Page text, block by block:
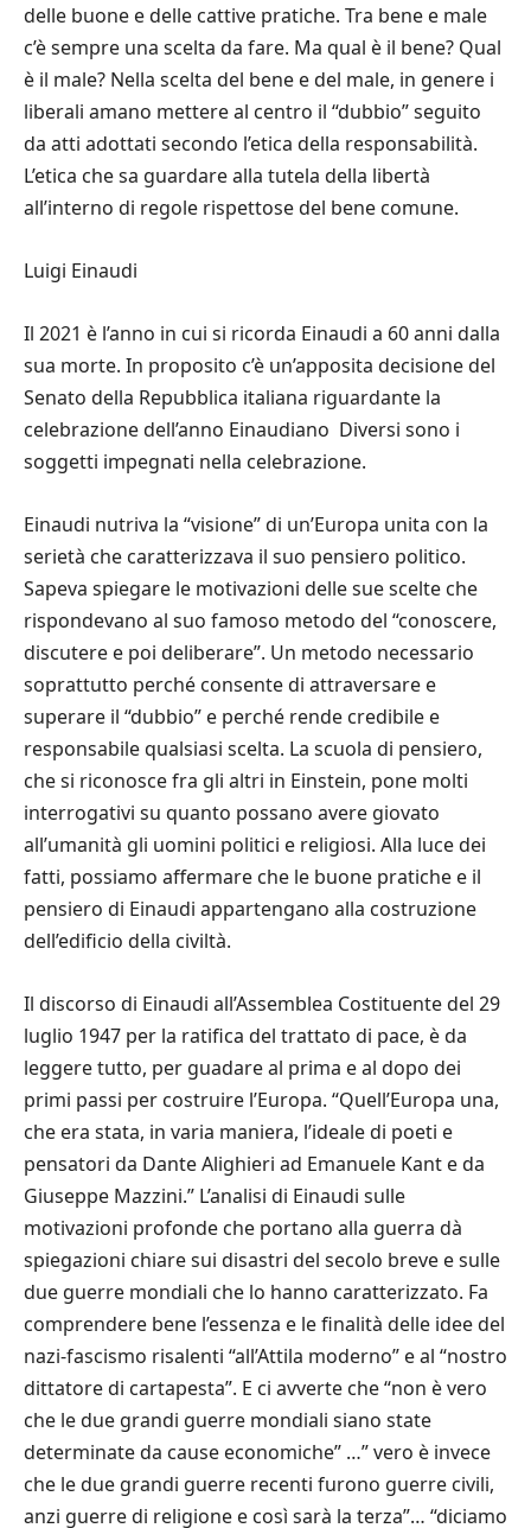
delle buone e delle cattive pratiche. Tra bene e male
c’èsempre una scelta da fare. Ma qual è il bene? Qual
è il male? Nella scelta del bene e del male, in genere i
liberali amano mettere al centro il “dubbio”seguito
da atti adottati secondo l’etica della responsabilità.
L’etica che sa guardare alla tutela della libertà
all’interno di regole rispettose del bene comune.
Luigi Einaudi
Il 2021 è l’anno in cui si ricorda Einaudi a 60 anni dalla
sua morte. In proposito c’è un’apposita decisione del
Senato della Repubblica italiana riguardante la
celebrazione dell’anno Einaudiano Diversi sono i
soggetti impegnati nella celebrazione.
Einaudi nutriva la “visione”di un’Europa unita con la
serietà che caratterizzava il suo pensiero politico.
Sapeva spiegare le motivazioni delle sue scelte che
rispondevano al suo famoso metodo del “conoscere,
discutere e poi deliberare”. Un metodo necessario
soprattutto perché consente di attraversare e
superare il “dubbio” e perché rende credibile e
responsabile qualsiasi scelta. La scuola di pensiero,
che si riconosce fra gli altri in Einstein, pone molti
interrogativi su quanto possano avere giovato
all’umanità gli uomini politici e religiosi. Alla luce dei
fatti, possiamo affermare che le buone pratiche e il
pensiero di Einaudi appartengano alla costruzione
dell’edificio della civiltà.
Il discorso di Einaudi all’Assemblea Costituente del 29
luglio 1947 per la ratifica del trattato di pace, èda
leggere tutto, per guadare al prima e al dopo dei
primi passi per costruire l’Europa. “Quell’Europa una,
che era stata, in varia maniera, l’ideale di poeti e
pensatori da Dante Alighieri ad Emanuele Kant e da
Giuseppe Mazzini.” L’analisi di Einaudi sulle
motivazioni profonde che portano alla guerra dà
spiegazioni chiare sui disastri del secolo breve e sulle
due guerre mondiali che lo hanno caratterizzato. Fa
comprendere bene l’essenza e le finalità delle idee del
nazi-fascismo risalenti “all’Attila moderno” e al “nostro
dittatore di cartapesta”. E ci avverte che“non èvero
che le due grandi guerre mondiali siano state
determinate da cause economiche” …”vero è invece
che le due grandi guerre recenti furono guerre civili,
anzi guerre di religione e così sarà la terza”… “diciamo